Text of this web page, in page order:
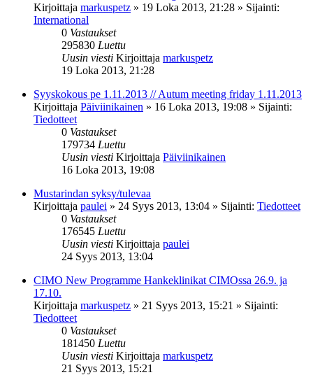
Kirjoittaja markuspetz » 19 Loka 2013, 21:28 » Sijainti:
International
0 Vastaukset
295830 Luettu
Uusin viesti Kirjoittaja markuspetz
19 Loka 2013, 21:28
Syyskokous pe 1.11.2013 // Autum meeting friday 1.11.2013
Kirjoittaja Päiviinikainen » 16 Loka 2013, 19:08 » Sijainti:
Tiedotteet
0 Vastaukset
179734 Luettu
Uusin viesti Kirjoittaja Päiviinikainen
16 Loka 2013, 19:08
Mustarindan syksy/tulevaa
Kirjoittaja paulei » 24 Syys 2013, 13:04 » Sijainti: Tiedotteet
0 Vastaukset
176545 Luettu
Uusin viesti Kirjoittaja paulei
24 Syys 2013, 13:04
CIMO New Programme Hankeklinikat CIMOssa 26.9. ja
17.10.
Kirjoittaja markuspetz » 21 Syys 2013, 15:21 » Sijainti:
Tiedotteet
0 Vastaukset
181450 Luettu
Uusin viesti Kirjoittaja markuspetz
21 Syys 2013, 15:21